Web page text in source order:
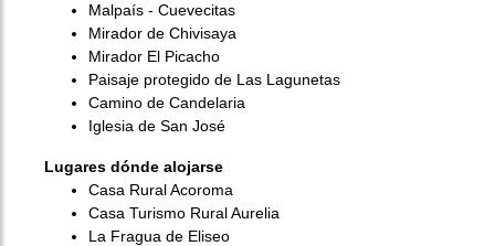
Malpaís - Cuevecitas
Mirador de Chivisaya
Mirador El Picacho
Paisaje protegido de Las Lagunetas
Camino de Candelaria
Iglesia de San José
Lugares dónde alojarse
Casa Rural Acoroma
Casa Turismo Rural Aurelia
La Fragua de Eliseo